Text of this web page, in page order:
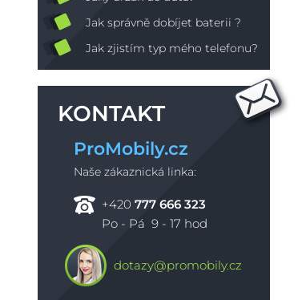
Jak správně dobíjet baterii ?
Jak zjistím typ mého telefonu?
KONTAKT
ProMobily.cz
Naše zákaznická linka:
+420 777 666 323
Po - Pá 9 - 17 hod
dotazy@promobily.cz